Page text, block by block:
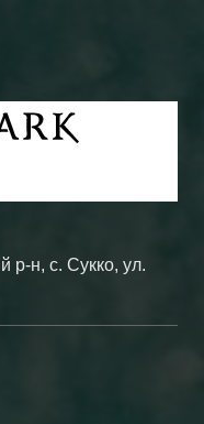
р-н, с. Сукко, ул.